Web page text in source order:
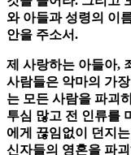
와 아들과 성령의 이
안을 주소서.
제 사랑하는 아들아,
사람들은 악마의 가
는 모든 사람을 파괴
투심 많고 전 인류를
에게 끊임없이 던지
신자들의 영혼을 파